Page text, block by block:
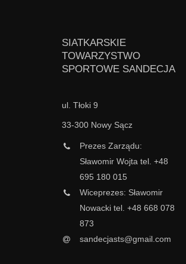
SIATKARSKIE
TOWARZYSTWO
SPORTOWE SANDECJA
ul. Tłoki 9
33-300 Nowy Sącz
Prezes Zarządu:
Sławomir Wojta tel. +48
695 180 015
Wiceprezes: Sławomir
Nowacki tel. +48 668 078
873
sandecjasts@gmail.com